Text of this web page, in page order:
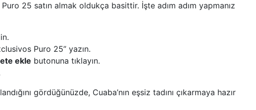
25 satın almak oldukça basittir. İşte adım adım yapmanız
Puro 25” yazın.
ekle butonuna tıklayın.
gördüğünüzde, Cuaba’nın eşsiz tadını çıkarmaya hazır